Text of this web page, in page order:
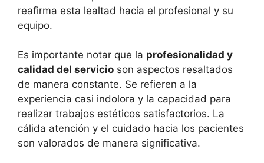
reafirma esta lealtad hacia el profesional y su
equipo.
Es importante notar que la profesionalidad y
calidad del servicio son aspectos resaltados
de manera constante. Se refieren a la
experiencia casi indolora y la capacidad para
realizar trabajos estéticos satisfactorios. La
cálida atención y el cuidado hacia los pacientes
son valorados de manera significativa.